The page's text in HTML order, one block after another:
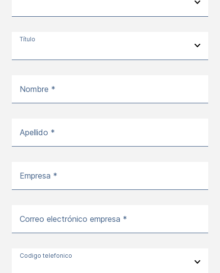
Título
Nombre *
Apellido *
Empresa *
Correo electrónico empresa *
Codigo telefonico